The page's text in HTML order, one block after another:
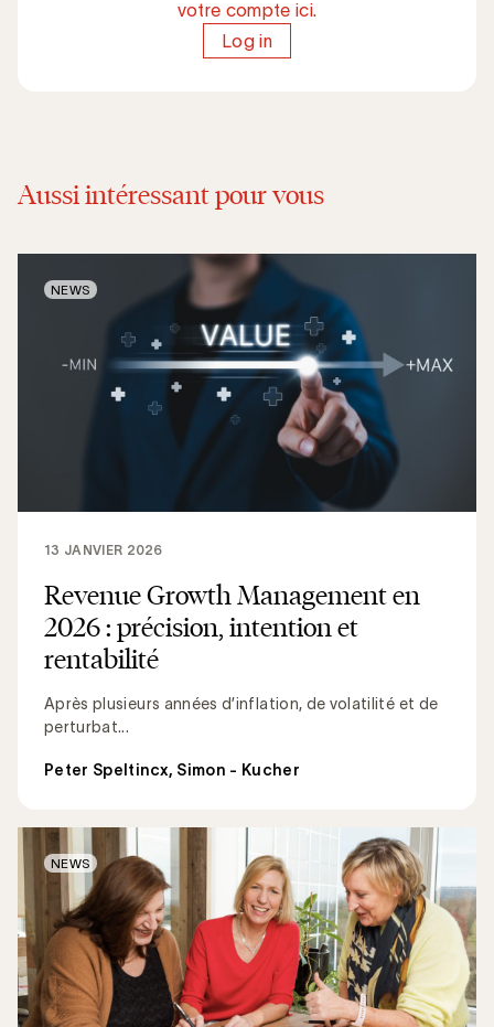
votre compte ici.
Log in
Aussi intéressant pour vous
Revenue Growth Management en
2026 : précision, intention et
rentabilité
Après plusieurs années d’inflation, de volatilité et de
perturbat...
13 JANVIER 2026
Peter Speltincx, Simon - Kucher
NEWS
NEWS